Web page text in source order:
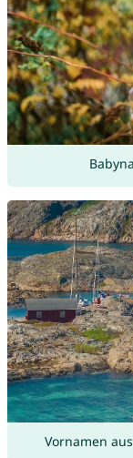
Vornamen